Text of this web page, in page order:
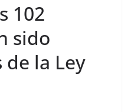
102
sido
la Ley